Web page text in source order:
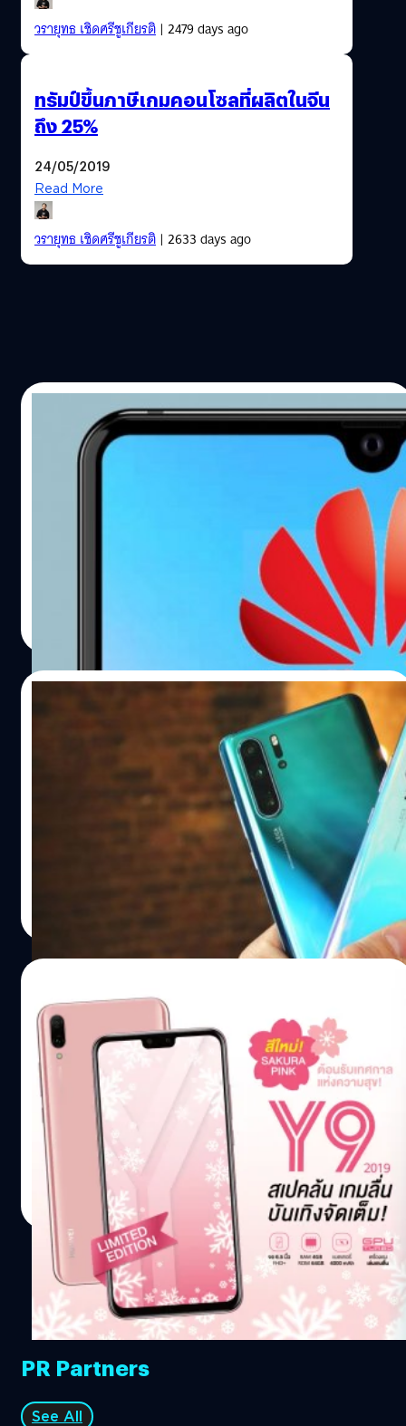
วรายุทธ เชิดศรีชูเกียรติ| 2479 days ago
ทรัมป์ขึ้นภาษีเกมคอนโซลที่ผลิตในจีน
ถึง 25%
24/05/2019
Read More
วรายุทธ เชิดศรีชูเกียรติ| 2633 days ago
หลุดข้อมูล Huawei Y5 2019 : จอ 5.71 นิ้ว,
กล้อง 13 ล้านพิกเซล
ได้มีภาพหลุดของ Huawei Y5 2019 หลุดออกมาเมื่อสัปดาห์ที่
ผ่านมา โดยระบุว่าใช้ชิปเซ็ต Helio A22, แรม 2 GB, จอความ
ละเอียด 1520 x 720 พิกเซล และมีส่วนเว้าด้านบนหน้าจอ
ล่าสุดได้มีข้อมูลสเปคและภาพล่าสุดหลุดออกมา โดยระบุว่า
หน้าจอมีขนาด 5.71 นิ้ว นอกจากนี้ยังมีข้อมูลว่า Huawei Y5
2019 จะมีกล้องหลังความละเอียด 13 ล้านพิกเซล พร้อมด้วย
ฟีเจอร์ Face Unlock แทนการสแกนนิ้วมือเพื่อปลดล็อคตัว
เครื่อง และด้นหลังที่ได้รับการดีไซน์ให้เป็นหนังเทียม ดูหรูหรา
ไปอีกระดับหนึ่ง ในขณะนี้ยังมีการเปิดเผยกำหนดการเปิดตัว
Huawei Y5 2019 อย่างเป็นทางการ ซึ่งทางเราจะอัพเดต
ข้อมูลให้ทราบต่อไป ข้อมูลอ้างอิง : gsmarena, Tiger Mobiles
Huawei P30 และ P30 Pro ขายหมดเกลี้ยงใน
10 วินาที ที่ประเทศจีน
Huawei ได้เปิดให้พรีออร์เดอร์ P30 และ P30 Pro ที่ประเทศ
จีนแล้ววันนี้ (12 เมษายน 2019) และเปิดจำหน่ายแบบ Flash
Sale หมดเกลี้ยงใน 10 วินาที ทาง Huawei กล่าวว่า สามารถ
ทำรายได้ 200 ล้านหยวน (ประมาณ 950 ล้านบาท) จาก
แคมเปญนี้ ซึ่งคิดเป็นสมาร์ตโฟนจำนวน 30,000 - 50,000
เครื่อง Huawei P30 ที่จำหน่ายในประเทศจีน มีราคาเริ่มต้นที่
3,988 หยวน (ประมาณ 18,900 บาท) โดยเป็นรุ่นแรม 8 GB
และความจุ 64 GB ส่วนรุ่นความจุ 128 GB นั้น มีราคา 4,288
ปรีดี ฤกษ์วลีกุล| 2675 days ago
ต้อนรับปีใหม่! Huawei เปิดตัวสีชมพูชวนมอง
Sakura Pink ในรุ่น Y9 และสี Twilight สวย
สะกดตาบน Mate 20 Pro!
หัวเว่ย (Huawei) แนะนำสมาร์ตโฟน 2 รุ่นสุดฮิตสำหรับมอบ
เป็นของขวัญให้คนพิเศษรับเทศกาลปีใหม่ ได้แก่ HUAWEI Y9
2019 สี Sakura Pink พร้อมวางขายแล้วที่ร้านตัวแทนจำหน่าย
ทั่วประเทศตั้งแต่วันนี้ และ HUAWEI Mate 20 Pro สี
Twilight ที่เปิดให้ทุกท่านได้เป็นเจ้าของที่ HUAWEI
Experience Store ชั้น 2 สยามพารากอนในวันที่ 21 ธันวาคม
และวางจำหน่ายที่ร้านตัวแทนจำหน่ายทั่วประเทศตั้งแต่วันที่
22 ธันวาคมเป็นต้นไป HUAWEI Y9 2019 เป็นสมาร์ตโฟนน้อง
เล็กสเปคแรง จอใหญ่ แบตอึดพร้อมมี 4 กล้อง เหมาะกับสาย
เอ็นเตอร์เทนตัวจริงที่ซ้ำยังมาพร้อมชิปเซ็ต AI Kirin 710, AI
Game Suite และ GPU Turbo เพื่อการเล่นเกมแบบกราฟิกสูง
ให้ลื่นไหลไม่มีสะดุด มีพื้นที่ให้ทั้งกดและดูฉากในเกมได้อย่าง
เต็มตาบนหน้าจอถึง 6.5 นิ้ว คมชัดระดับ FHD+…
วรายุทธ เชิดศรีชูเกียรติ | 2791 days ago
Read More
PR Partners
See All